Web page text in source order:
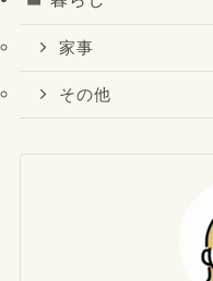
家事
その他